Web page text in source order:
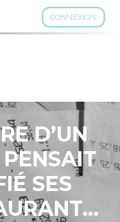
CONNEXION
D’UN
SES